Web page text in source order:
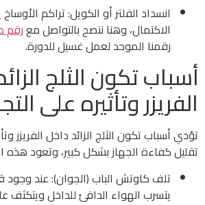
انسداد الفلتر أو الكويل: تراكم
الاكتمال، وهنا ننصح بالتواصل معرقم
رقمنا الموحد لعمل غسيل للدورة.
أسباب تكون الثلج
الفريزر وتأثيره على
تؤدي أسباب تكون الثلج الزائد داخل الفريزر
تقليل كفاءة الجهاز بشكل كبير، وتعود هذه
تلف كاوتش الباب (الجوان): عند
يتسرب الهواء الدافئ للداخل